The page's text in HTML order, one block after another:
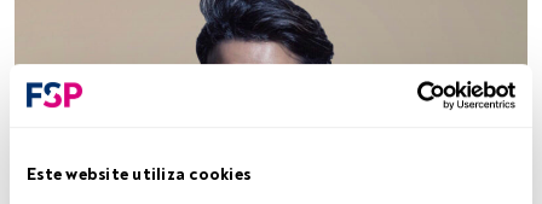
Este website utiliza cookies